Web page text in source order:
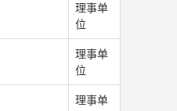
理事单
位
理事单
位
理事单